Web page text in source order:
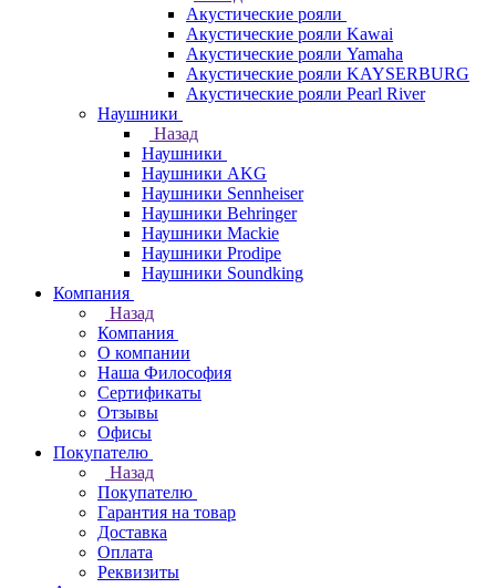
Акустические рояли
Акустические рояли Kawai
Акустические рояли Yamaha
Акустические рояли KAYSERBURG
Акустические рояли Pearl River
Наушники
Назад
Наушники
Наушники AKG
Наушники Sennheiser
Наушники Behringer
Наушники Mackie
Наушники Prodipe
Наушники Soundking
Компания
Назад
Компания
О компании
Наша Философия
Сертификаты
Отзывы
Офисы
Покупателю
Назад
Покупателю
Гарантия на товар
Доставка
Оплата
Реквизиты